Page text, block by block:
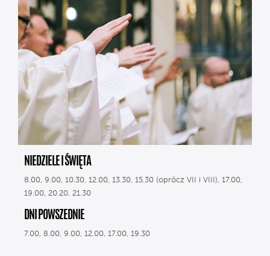
NIEDZIELE I ŚWIĘTA
8.00, 9.00, 10.30, 12.00, 13.30, 15.30 (oprócz VII i VIII), 17.00,
19.00, 20.20, 21.30
DNI POWSZEDNIE
7.00, 8.00, 9.00, 12.00, 17.00, 19.30